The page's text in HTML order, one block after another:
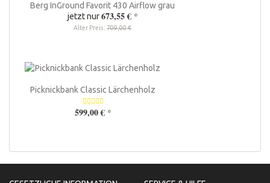
Berg InGround Favorit 430 Airflow grau
jetzt nur673,55 € *
Alter Preis: 709,00 €
Picknickbank Classic Lärchenholz
599,00 € *